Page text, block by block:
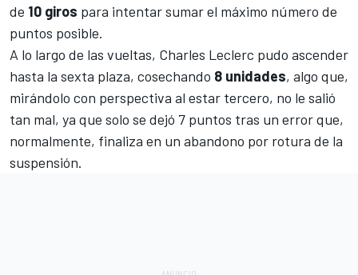
de 10 giros para intentar sumar el máximo número de
puntos posible.
A lo largo de las vueltas, Charles Leclerc pudo ascender
hasta la sexta plaza, cosechando 8 unidades, algo que,
mirándolo con perspectiva al estar tercero, no le salió
tan mal, ya que solo se dejó 7 puntos tras un error que,
normalmente, finaliza en un abandono por rotura de la
suspensión.